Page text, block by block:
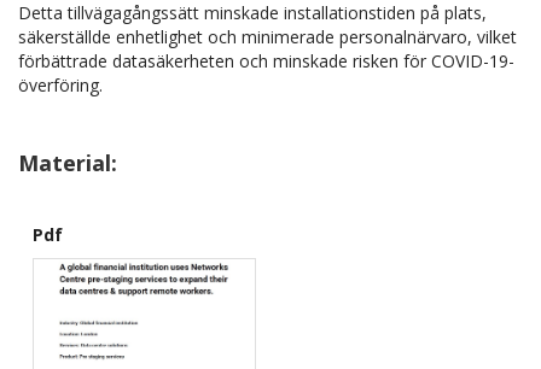
Detta tillvägagångssätt minskade installationstiden på plats,
säkerställde enhetlighet och minimerade personalnärvaro, vilket
förbättrade datasäkerheten och minskade risken för COVID-19-
överföring.
Material:
Pdf